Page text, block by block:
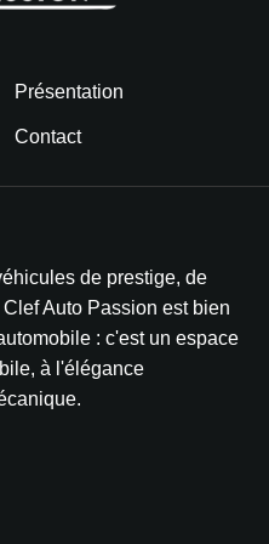
Présentation
Contact
de prestige, de
Auto Passion est bien
: c'est un espace
à l'élégance